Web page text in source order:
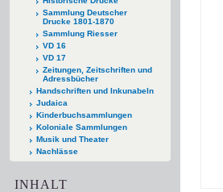
Sammlung Deutscher
Drucke 1801-1870
Sammlung Riesser
VD 16
VD 17
Zeitungen, Zeitschriften und
Adressbücher
Handschriften und Inkunabeln
Judaica
Kinderbuchsammlungen
Koloniale Sammlungen
Musik und Theater
Nachlässe
INHALT